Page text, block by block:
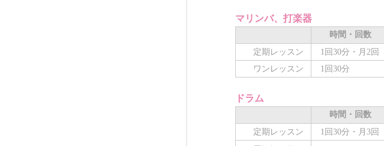
マリンバ、打楽器
時間・回数
定期レッスン
1回30分・月2回
ワンレッスン
1回30分
ドラム
時間・回数
定期レッスン
1回30分・月3回